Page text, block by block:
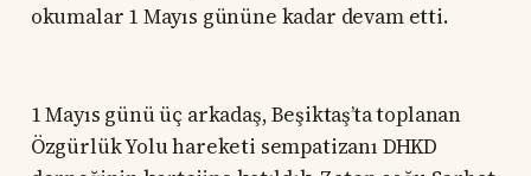
okumalar 1 Mayıs gününe kadar devam etti.
1 Mayıs günü üç arkadaş, Beşiktaş’ta toplanan
Özgürlük Yolu hareketi sempatizanı DHKD